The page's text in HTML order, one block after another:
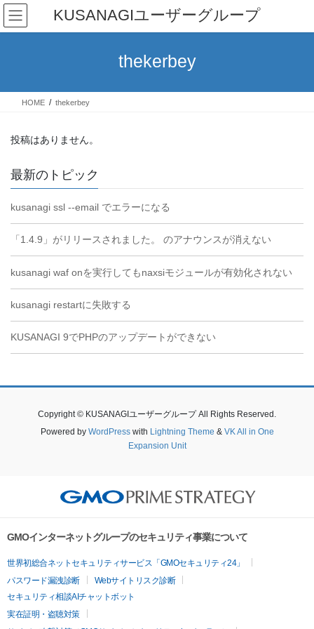
コ
ン
テ
ス
ナ
ビ
ゲ
ン
KUSANAGIユーザーグループ
thekerbey
HOME thekerbey
投稿はありません。
最新のトピック
kusanagi ssl --email でエラーになる
「1.4.9」がリリースされました。 のアナウンスが消えない
kusanagi waf onを実行してもnaxsiモジュールが有効化されない
kusanagi restartに失敗する
KUSANAGI 9でPHPのアップデートができない
Copyright © KUSANAGIユーザーグループ All Rights Reserved.
Powered by WordPresswith Lightning Theme & VK All in One
Expansion Unit
GMOインターネットグループのセキュリティ事業について
世界初総合ネットセキュリティサービス「GMOセキュリティ24」
パスワード漏洩診断
Webサイトリスク診断
セキュリティ相談AIチャットボット
実在証明・盗聴対策